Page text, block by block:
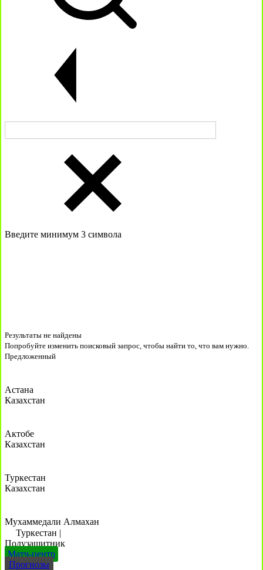
Введите минимум 3 символа
Результаты не найдены
Попробуйте изменить поисковый запрос, чтобы найти то, что вам нужно.
Предложенный
Астана
Казахстан
Актобе
Казахстан
Туркестан
Казахстан
Мухаммедали Алмахан
Туркестан |
Полузащитник
Матч-центр
Прогнозы